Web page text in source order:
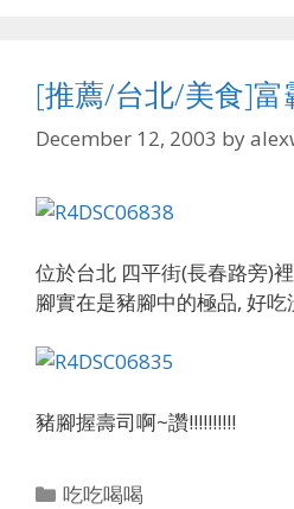
[推薦/台北/美食]富
December 12, 2003 by
位於台北 四平街(長春路旁)
腳實在是豬腳中的極品, 好
豬腳握壽司啊~讚!!!!!!!!!!
Categories
吃吃喝喝